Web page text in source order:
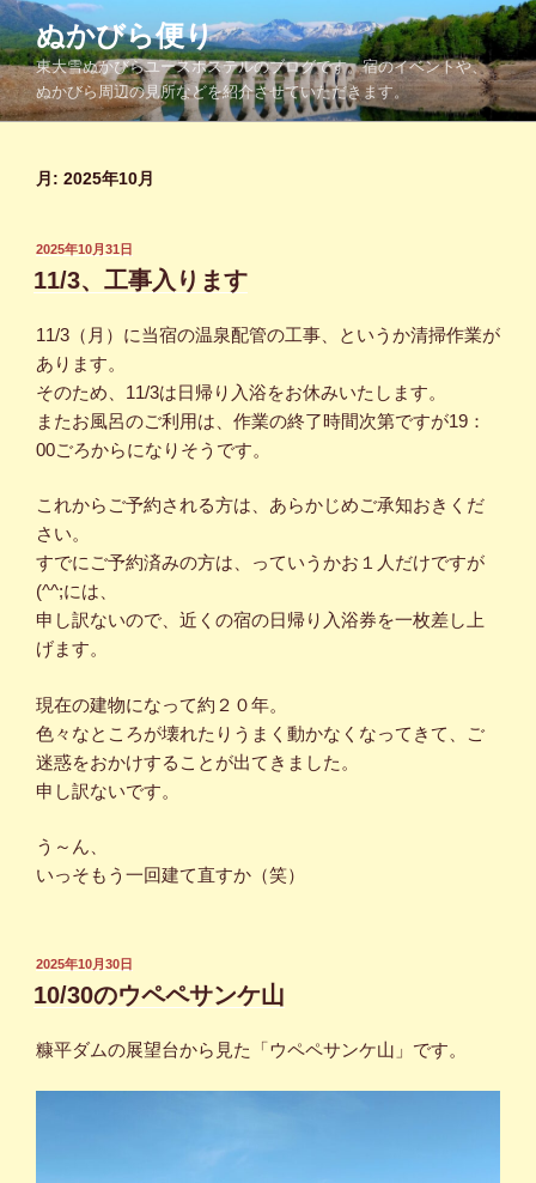
コ
ン
テ
ン
ツ
ぬかびら便り
東大雪ぬかびらユースホステルのブログです。宿のイベントや、
ぬかびら周辺の見所などを紹介させていただきます。
月: 2025年10月
投
稿
日:
2025年10月31日
11/3、工事入ります
11/3（月）に当宿の温泉配管の工事、というか清掃作業が
あります。
そのため、11/3は日帰り入浴をお休みいたします。
またお風呂のご利用は、作業の終了時間次第ですが19：
00ごろからになりそうです。
これからご予約される方は、あらかじめご承知おきくだ
さい。
すでにご予約済みの方は、っていうかお１人だけですが
(^^;には、
申し訳ないので、近くの宿の日帰り入浴券を一枚差し上
げます。
現在の建物になって約２０年。
色々なところが壊れたりうまく動かなくなってきて、ご
迷惑をおかけすることが出てきました。
申し訳ないです。
う～ん、
いっそもう一回建て直すか（笑）
投
稿
日:
2025年10月30日
10/30のウペペサンケ山
糠平ダムの展望台から見た「ウペペサンケ山」です。